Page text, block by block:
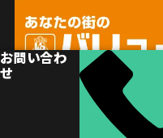
お問い合わ
せ
© 2024